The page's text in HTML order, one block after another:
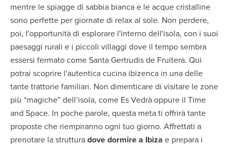
mentre le spiagge di sabbia bianca e le acque cristalline
sono perfette per giornate di relax al sole. Non perdere,
poi, l'opportunità di esplorare l'interno dell'isola, con i suoi
paesaggi rurali e i piccoli villaggi dove il tempo sembra
essersi fermato come Santa Gertrudis de Fruitera. Qui
potrai scoprire l'autentica cucina ibizenca in una delle
tante trattorie familiari. Non dimenticare di visitare le zone
più “magiche” dell’isola, come Es Vedrà oppure il Time
and Space. In poche parole, questa meta ti offrirà tante
proposte che riempiranno ogni tuo giorno. Affrettati a
prenotare la strutturadove dormire a Ibiza e prepara i